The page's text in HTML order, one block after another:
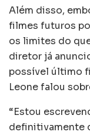
Além disso,
filmes futuros
os limites do
diretor já
possível último
Leone falou
“Estou
definitivamente